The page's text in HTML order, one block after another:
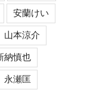
安蘭けい
山本涼介
納慎也
永瀬匡